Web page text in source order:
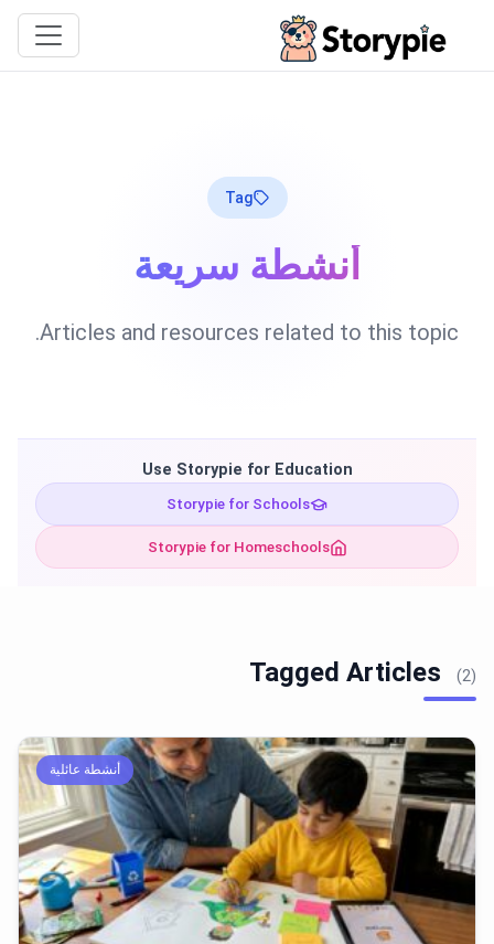
Tag
أنشطة سريعة
Articles and resources related to this topic.
Use Storypie for Education
Storypie for Schools
Storypie for Homeschools
Tagged Articles (2)
أنشطة عائلية